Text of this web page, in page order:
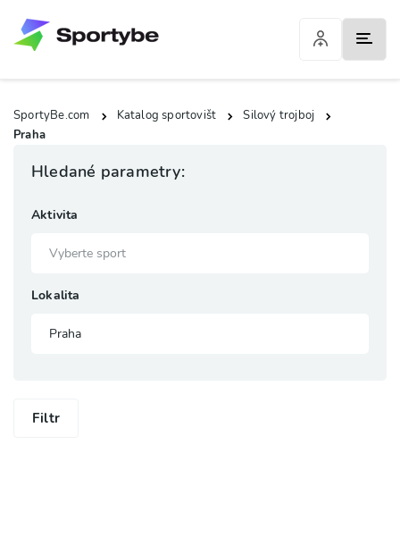
SportyBe.com Katalog sportovišt
Silový trojboj
Praha
Hledané parametry:
Aktivita
Lokalita
Filtr